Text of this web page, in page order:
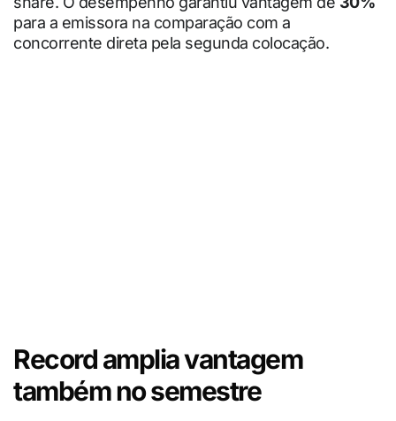
para a emissora na comparação com a
concorrente direta pela segunda colocação.
Record amplia vantagem
também no semestre